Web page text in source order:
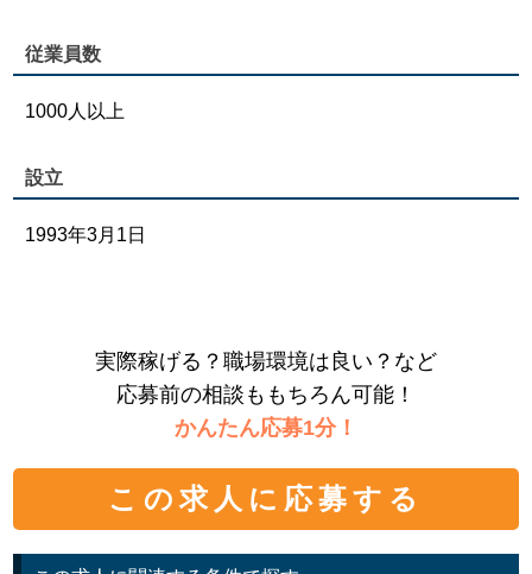
従業員数
1000人以上
設立
1993年3月1日
実際稼げる？職場環境は良い？など
応募前の相談ももちろん可能！
かんたん応募1分！
この求人に応募する